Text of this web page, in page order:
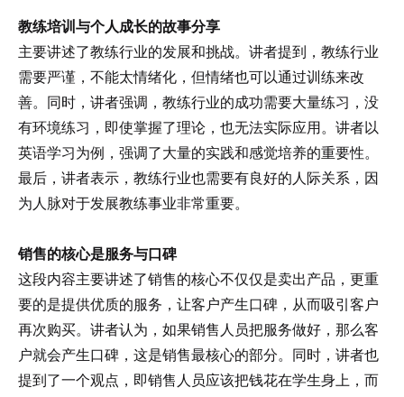
教练培训与个人成长的故事分享
主要讲述了教练行业的发展和挑战。讲者提到，教练行业
需要严谨，不能太情绪化，但情绪也可以通过训练来改
善。同时，讲者强调，教练行业的成功需要大量练习，没
有环境练习，即使掌握了理论，也无法实际应用。讲者以
英语学习为例，强调了大量的实践和感觉培养的重要性。
最后，讲者表示，教练行业也需要有良好的人际关系，因
为人脉对于发展教练事业非常重要。
销售的核心是服务与口碑
这段内容主要讲述了销售的核心不仅仅是卖出产品，更重
要的是提供优质的服务，让客户产生口碑，从而吸引客户
再次购买。讲者认为，如果销售人员把服务做好，那么客
户就会产生口碑，这是销售最核心的部分。同时，讲者也
提到了一个观点，即销售人员应该把钱花在学生身上，而